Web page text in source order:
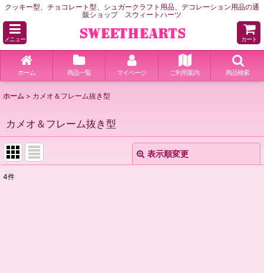
クッキー型、チョコレート型、シュガークラフト用品、デコレーション用品の通
販ショップ スウィートハーツ
メニュー カート
ホーム 商品一覧 マイページ ご利用案内 商品検索
ホーム > カメオ＆フレーム抜き型
カメオ＆フレーム抜き型
表示順変更
4件